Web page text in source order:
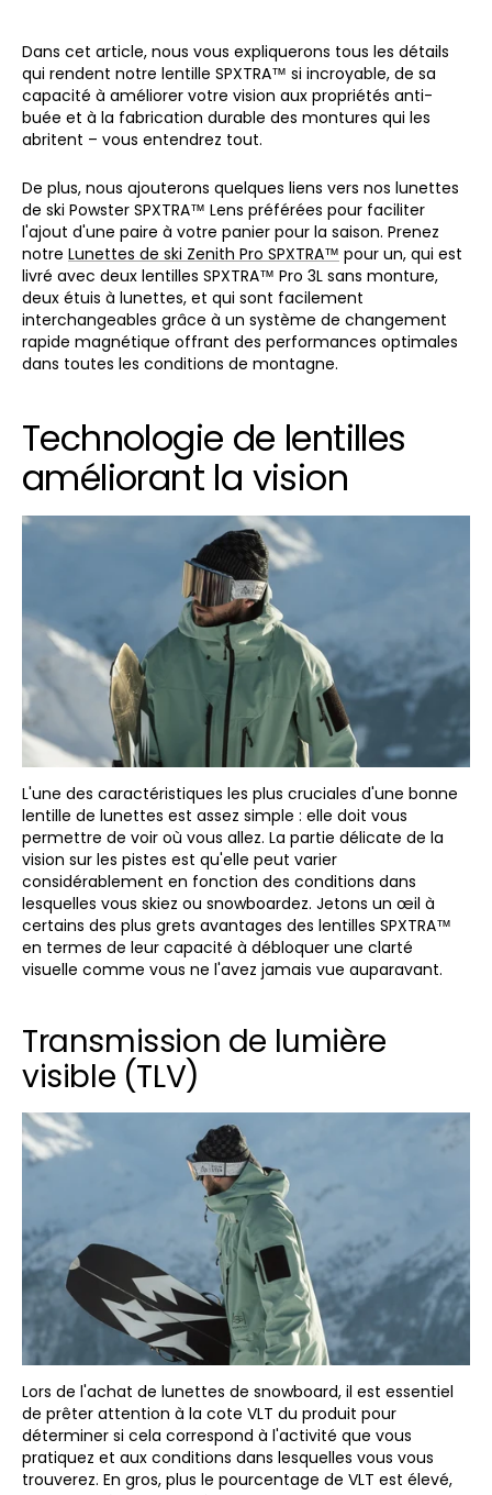
Dans cet article, nous vous expliquerons tous les détails
qui rendent notre lentille SPXTRA™ si incroyable, de sa
capacité à améliorer votre vision aux propriétés anti-
buée et à la fabrication durable des montures qui les
abritent – vous entendrez tout.
De plus, nous ajouterons quelques liens vers nos lunettes
de ski Powster SPXTRA™ Lens préférées pour faciliter
l'ajout d'une paire à votre panier pour la saison. Prenez
notre Lunettes de ski Zenith Pro SPXTRA™ pour un, qui est
livré avec deux lentilles SPXTRA™ Pro 3L sans monture,
deux étuis à lunettes, et qui sont facilement
interchangeables grâce à un système de changement
rapide magnétique offrant des performances optimales
dans toutes les conditions de montagne.
Technologie de lentilles
améliorant la vision
L'une des caractéristiques les plus cruciales d'une bonne
lentille de lunettes est assez simple : elle doit vous
permettre de voir où vous allez. La partie délicate de la
vision sur les pistes est qu'elle peut varier
considérablement en fonction des conditions dans
lesquelles vous skiez ou snowboardez. Jetons un œil à
certains des plus grets avantages des lentilles SPXTRA™
en termes de leur capacité à débloquer une clarté
visuelle comme vous ne l'avez jamais vue auparavant.
Transmission de lumière
visible (TLV)
Lors de l'achat de lunettes de snowboard, il est essentiel
de prêter attention à la cote VLT du produit pour
déterminer si cela correspond à l'activité que vous
pratiquez et aux conditions dans lesquelles vous vous
trouverez. En gros, plus le pourcentage de VLT est élevé,